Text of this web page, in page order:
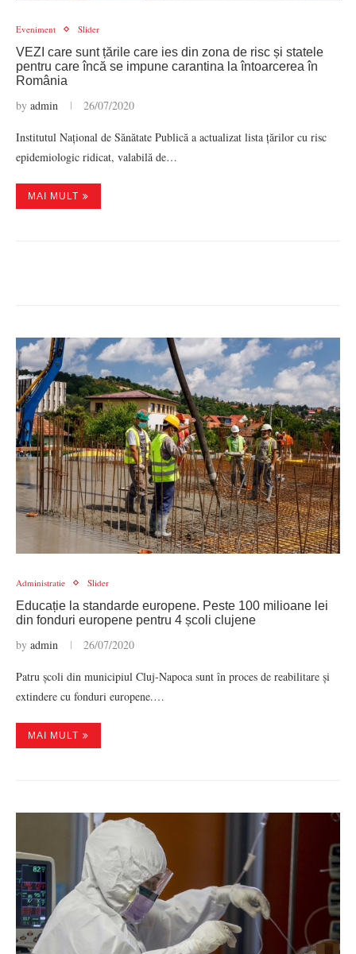
Eveniment Slider
VEZI care sunt țările care ies din zona de risc și statele
pentru care încă se impune carantina la întoarcerea în
România
by admin 26/07/2020
Institutul Național de Sănătate Publică a actualizat lista țărilor cu risc
epidemiologic ridicat, valabilă de…
MAI MULT
Administratie Slider
Educație la standarde europene. Peste 100 milioane lei
din fonduri europene pentru 4 școli clujene
by admin 26/07/2020
Patru școli din municipiul Cluj-Napoca sunt în proces de reabilitare și
extindere cu fonduri europene.…
MAI MULT